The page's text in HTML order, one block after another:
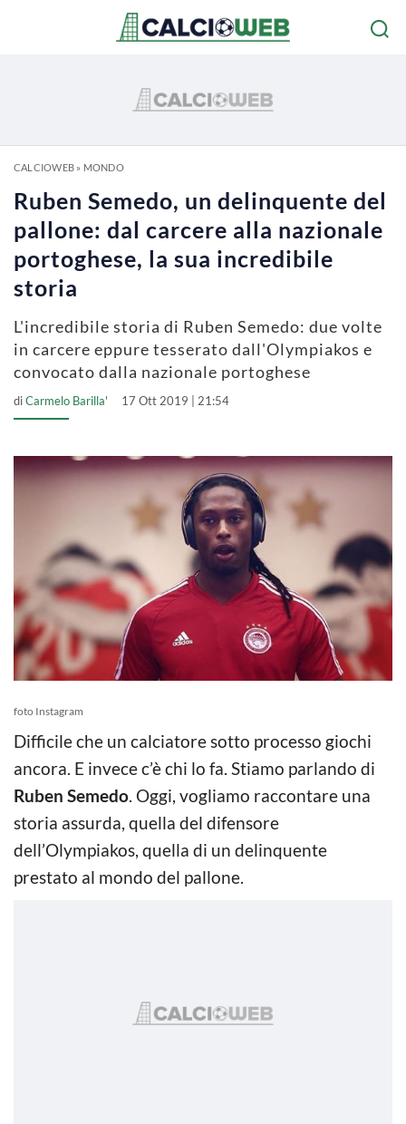
CALCIOWEB» MONDO
Ruben Semedo, un delinquente del
pallone: dal carcere alla nazionale
portoghese, la sua incredibile
storia
L'incredibile storia di Ruben Semedo: due volte
in carcere eppure tesserato dall'Olympiakos e
convocato dalla nazionale portoghese
diCarmelo Barilla' 17 Ott 2019 | 21:54
foto Instagram
Difficile che un calciatore sotto processo giochi
ancora. E invece c’è chi lo fa. Stiamo parlando di
Ruben Semedo. Oggi, vogliamo raccontare una
storia assurda, quella del difensore
dell’Olympiakos, quella di un delinquente
prestato al mondo del pallone.